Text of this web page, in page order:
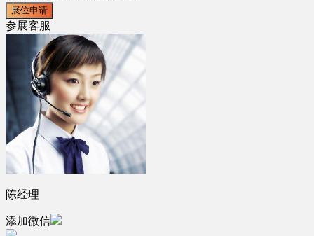
展位申请
参展客服
陈经理
添加微信